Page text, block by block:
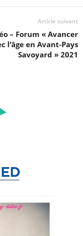
Article suivant
– Forum « Avancer
l’âge en Avant-Pays
Savoyard » 2021